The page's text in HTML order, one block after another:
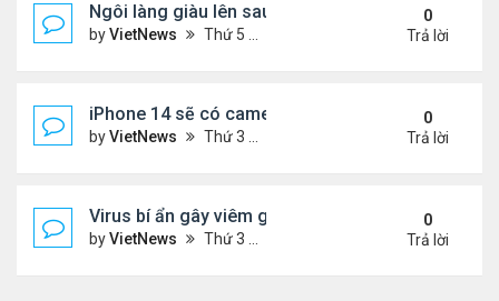
Ngôi làng giàu lên sau một đêm
byVietNews Thứ 5 Tháng 4 21, 2022 4:04 pm
0
Trả lời
iPhone 14 sẽ có camera selfie tự lấy nét
byVietNews Thứ 3 Tháng 4 19, 2022 8:29 pm
0
Trả lời
Virus bí ẩn gây viêm gan lan ra nhiều nước
byVietNews Thứ 3 Tháng 4 19, 2022 8:27 pm
0
Trả lời